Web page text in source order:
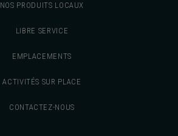
NOS PRODUITS LOCAUX
LIBRE SERVICE
EMPLACEMENTS
ACTIVITÉS SUR PLACE
CONTACTEZ-NOUS